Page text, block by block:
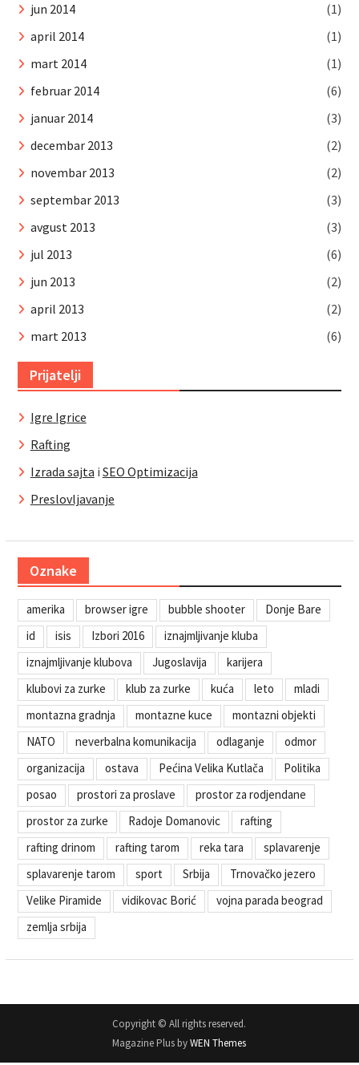
jun 2014
(1)
april 2014
(1)
mart 2014
(1)
februar 2014
(6)
januar 2014
(3)
decembar 2013
(2)
novembar 2013
(2)
septembar 2013
(3)
avgust 2013
(3)
jul 2013
(6)
jun 2013
(2)
april 2013
(2)
mart 2013
(6)
Prijatelji
Igre Igrice
Rafting
Izrada sajta i SEO Optimizacija
Preslovljavanje
Oznake
amerika browser igre bubble shooter
Donje Bare
id
isis Izbori 2016
iznajmljivanje kluba
iznajmljivanje klubova
Jugoslavija
karijera
klubovi za zurke
klub za zurke kuća leto
mladi
montazna gradnja
montazne kuce
montazni objekti
NATO
neverbalna komunikacija odlaganje
odmor
organizacija
ostava Pećina Velika Kutlača
Politika
posao
prostori za proslave
prostor za rodjendane
prostor za zurke
Radoje Domanovic
rafting
rafting drinom
rafting tarom reka tara
splavarenje
splavarenje tarom
sport Srbija
Trnovačko jezero
Velike Piramide
vidikovac Borić
vojna parada beograd
zemlja srbija
Copyright © All rights reserved.
Magazine Plus byWEN Themes